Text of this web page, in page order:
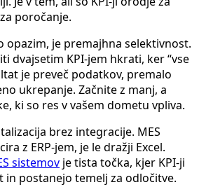
poročanje.
opazim, je premajhna selektivnost.
dvajsetim KPI-jem hkrati, ker “vse
je preveč podatkov, premalo
ukrepanje. Začnite z manj, a
ki so res v vašem dometu vpliva.
brez integracije. MES
z ERP-jem, je le dražji Excel.
sistemov je tista točka, kjer KPI-ji
postanejo temelj za odločitve.